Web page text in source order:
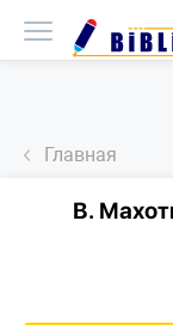
Главная
В.